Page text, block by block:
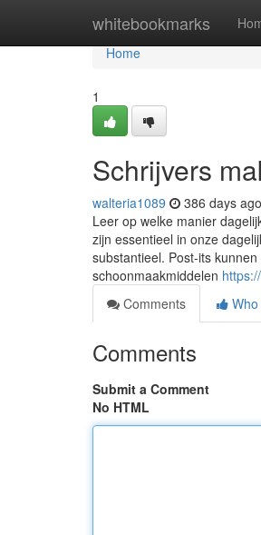
whitebookmarks
Home
Home
1
Schrijvers
walteria1089 386 days ago
Leer op welke manier
zijn essentieel in onze
substantieel. Post-its
schoonmaakmiddelen
Comments
Comments
Submit a Comment
No HTML